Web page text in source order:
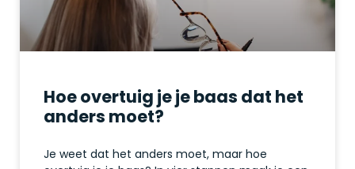
Hoe overtuig je je baas dat het
anders moet?
Je weet dat het anders moet, maar hoe